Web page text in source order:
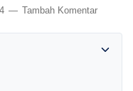
Tambah Komentar